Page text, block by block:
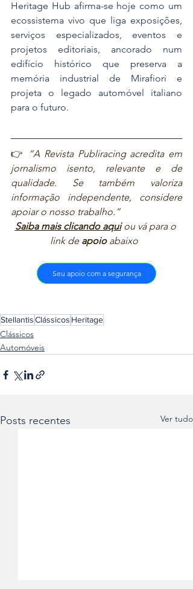
Heritage Hub afirma-se hoje como um
ecossistema vivo que liga exposições,
serviços especializados, eventos e
projetos editoriais, ancorado num
edifício histórico que preserva a
memória industrial de Mirafiori e
projeta o legado automóvel italiano
para o futuro.
👉
“A Revista Publiracing acredita em
jornalismo isento, relevante e de
qualidade. Se também valoriza
informação independente, considere
apoiar o nosso trabalho.”
Saiba mais clicando aqui ou vá para o
link de apoio abaixo
Seu apoio com a segurança
StellantisClássicos Heritage
Clássicos
Automóveis
Posts recentes Ver tudo